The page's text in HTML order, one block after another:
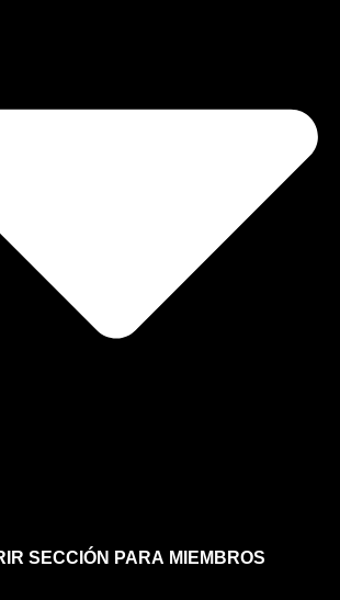
SECCIÓN PARA MIEMBROS